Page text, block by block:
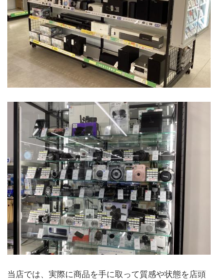
当店では、実際に商品を手に取って質感や状態を店頭